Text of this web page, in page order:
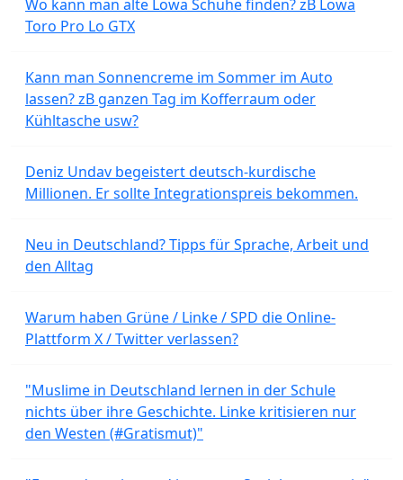
Wo kann man alte Lowa Schuhe finden? zB Lowa
Toro Pro Lo GTX
Kann man Sonnencreme im Sommer im Auto
lassen? zB ganzen Tag im Kofferraum oder
Kühltasche usw?
Deniz Undav begeistert deutsch-kurdische
Millionen. Er sollte Integrationspreis bekommen.
Neu in Deutschland? Tipps für Sprache, Arbeit und
den Alltag
Warum haben Grüne / Linke / SPD die Online-
Plattform X / Twitter verlassen?
"Muslime in Deutschland lernen in der Schule
nichts über ihre Geschichte. Linke kritisieren nur
den Westen (#Gratismut)"